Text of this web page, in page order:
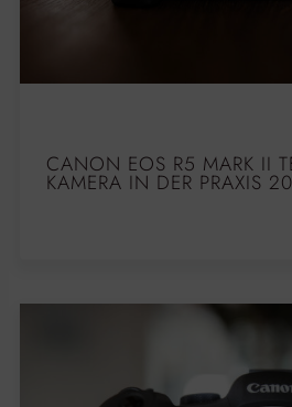
CANON EOS R5 MARK II
KAMERA IN DER PRAXIS